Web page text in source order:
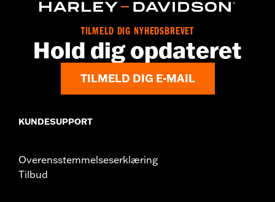
TILMELD DIG NYHEDSBREVET
Hold dig opdateret
TILMELD DIG E-MAIL
KUNDESUPPORT
Overensstemmelseserklæring
Tilbud